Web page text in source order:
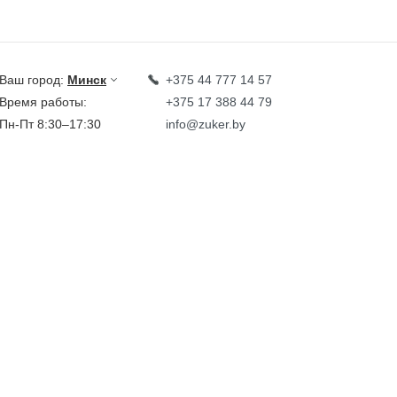
Ваш город: Минск
Время работы:
Пн-Пт 8:30–17:30
+375 44 777 14 57
+375 17 388 44 79
info@zuker.by